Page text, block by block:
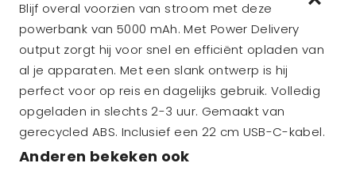
Blijf overal voorzien van stroom met deze
powerbank van 5000 mAh. Met Power Delivery
output zorgt hij voor snel en efficiënt opladen van
al je apparaten. Met een slank ontwerp is hij
perfect voor op reis en dagelijks gebruik. Volledig
opgeladen in slechts 2-3 uur. Gemaakt van
gerecycled ABS. Inclusief een 22 cm USB-C-kabel.
Anderen bekeken ook